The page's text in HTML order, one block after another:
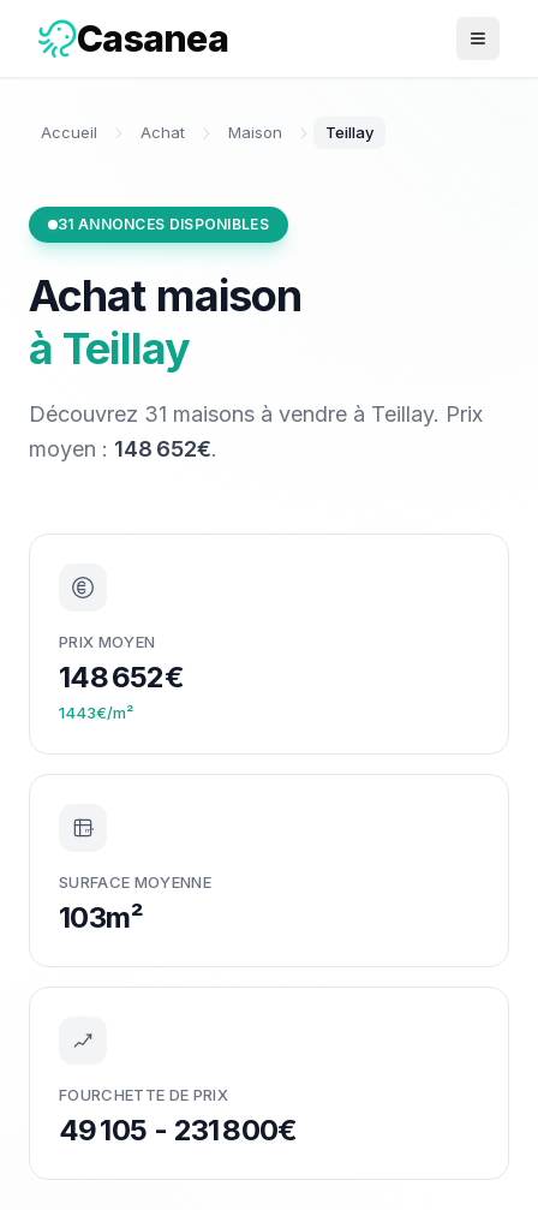
Casanea Ouvrir
Accueil Achat Maison Teillay
31 ANNONCES DISPONIBLES
Achat maison
à Teillay
Découvrez 31 maisons à vendre à Teillay. Prix
moyen : 148 652€.
PRIX MOYEN
148 652€
1443€/m²
m²
SURFACE MOYENNE
103m²
FOURCHETTE DE PRIX
49 105 - 231 800€